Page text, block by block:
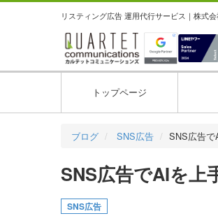
リスティング広告 運用代行サービス｜株式
トップページ
ブログ SNS広告 SNS広告で
SNS広告でAIを上
SNS広告